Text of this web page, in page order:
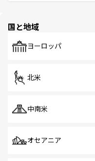
で、ホーカーズ
国と地域
ヨーロッパ
北米
中南米
オセアニア